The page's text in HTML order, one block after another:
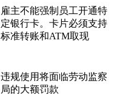
雇主不能强制员工开通特
定银行卡。卡片必须支持
标准转账和ATM取现
违规使用将面临劳动监察
局的大额罚款